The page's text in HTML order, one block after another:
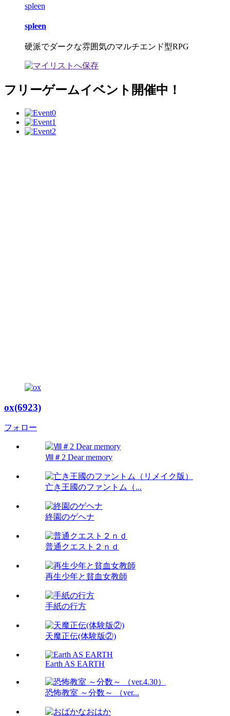
spleen
spleen
硬派でダークな雰囲気のマルチエンド型RPG
フリーゲームイベント開催中！
ox(6923)
フォロー
Ⅷ＃2 Dear memory
亡き王國のファントム（...
終園のゲヘナ
普通クエスト２ｎｄ
再生少年と貧血女教師
手紙の行方
天魔正伝(体験版②)
Earth AS EARTH
恐怖教室 ～分数～ （ver...